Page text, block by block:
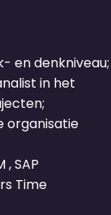
en denkniveau;
in het
organisatie
SAP
Time